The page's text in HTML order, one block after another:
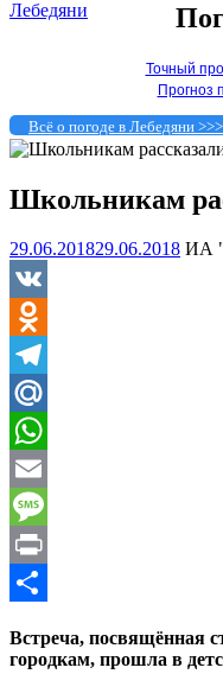
Точный
Прогноз
Всё о погоде в Лебедяни >>>
Школьникам
29.06.201829.06.2018 ИА
VK
Odnoklassniki
Telegram
Mail.Ru
WhatsApp
Email
Message
Print
Встреча, посвящённая
городкам, прошла в